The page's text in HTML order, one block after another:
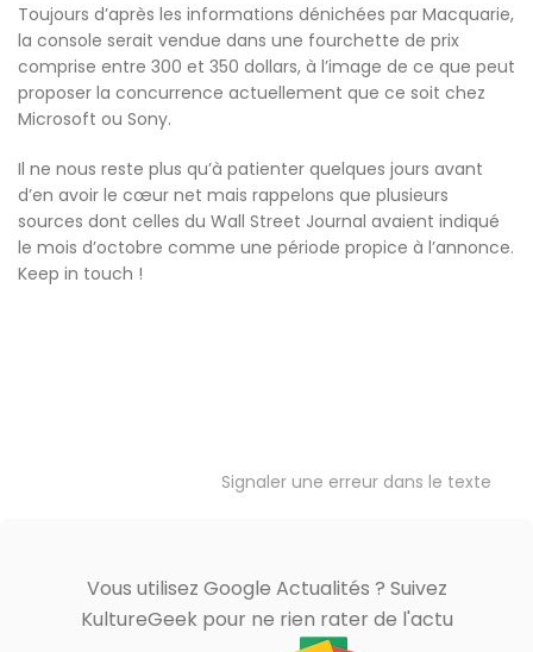
Toujours d’après les informations dénichées par Macquarie,
la console serait vendue dans une fourchette de prix
comprise entre 300 et 350 dollars, à l’image de ce que peut
proposer la concurrence actuellement que ce soit chez
Microsoft ou Sony.
Il ne nous reste plus qu’à patienter quelques jours avant
d’en avoir le cœur net mais rappelons que plusieurs
sources dont celles du Wall Street Journal avaient indiqué
le mois d’octobre comme une période propice à l’annonce.
Keep in touch !
Signaler une erreur dans le texte
Vous utilisez Google Actualités ? Suivez
KultureGeek pour ne rien rater de l'actu